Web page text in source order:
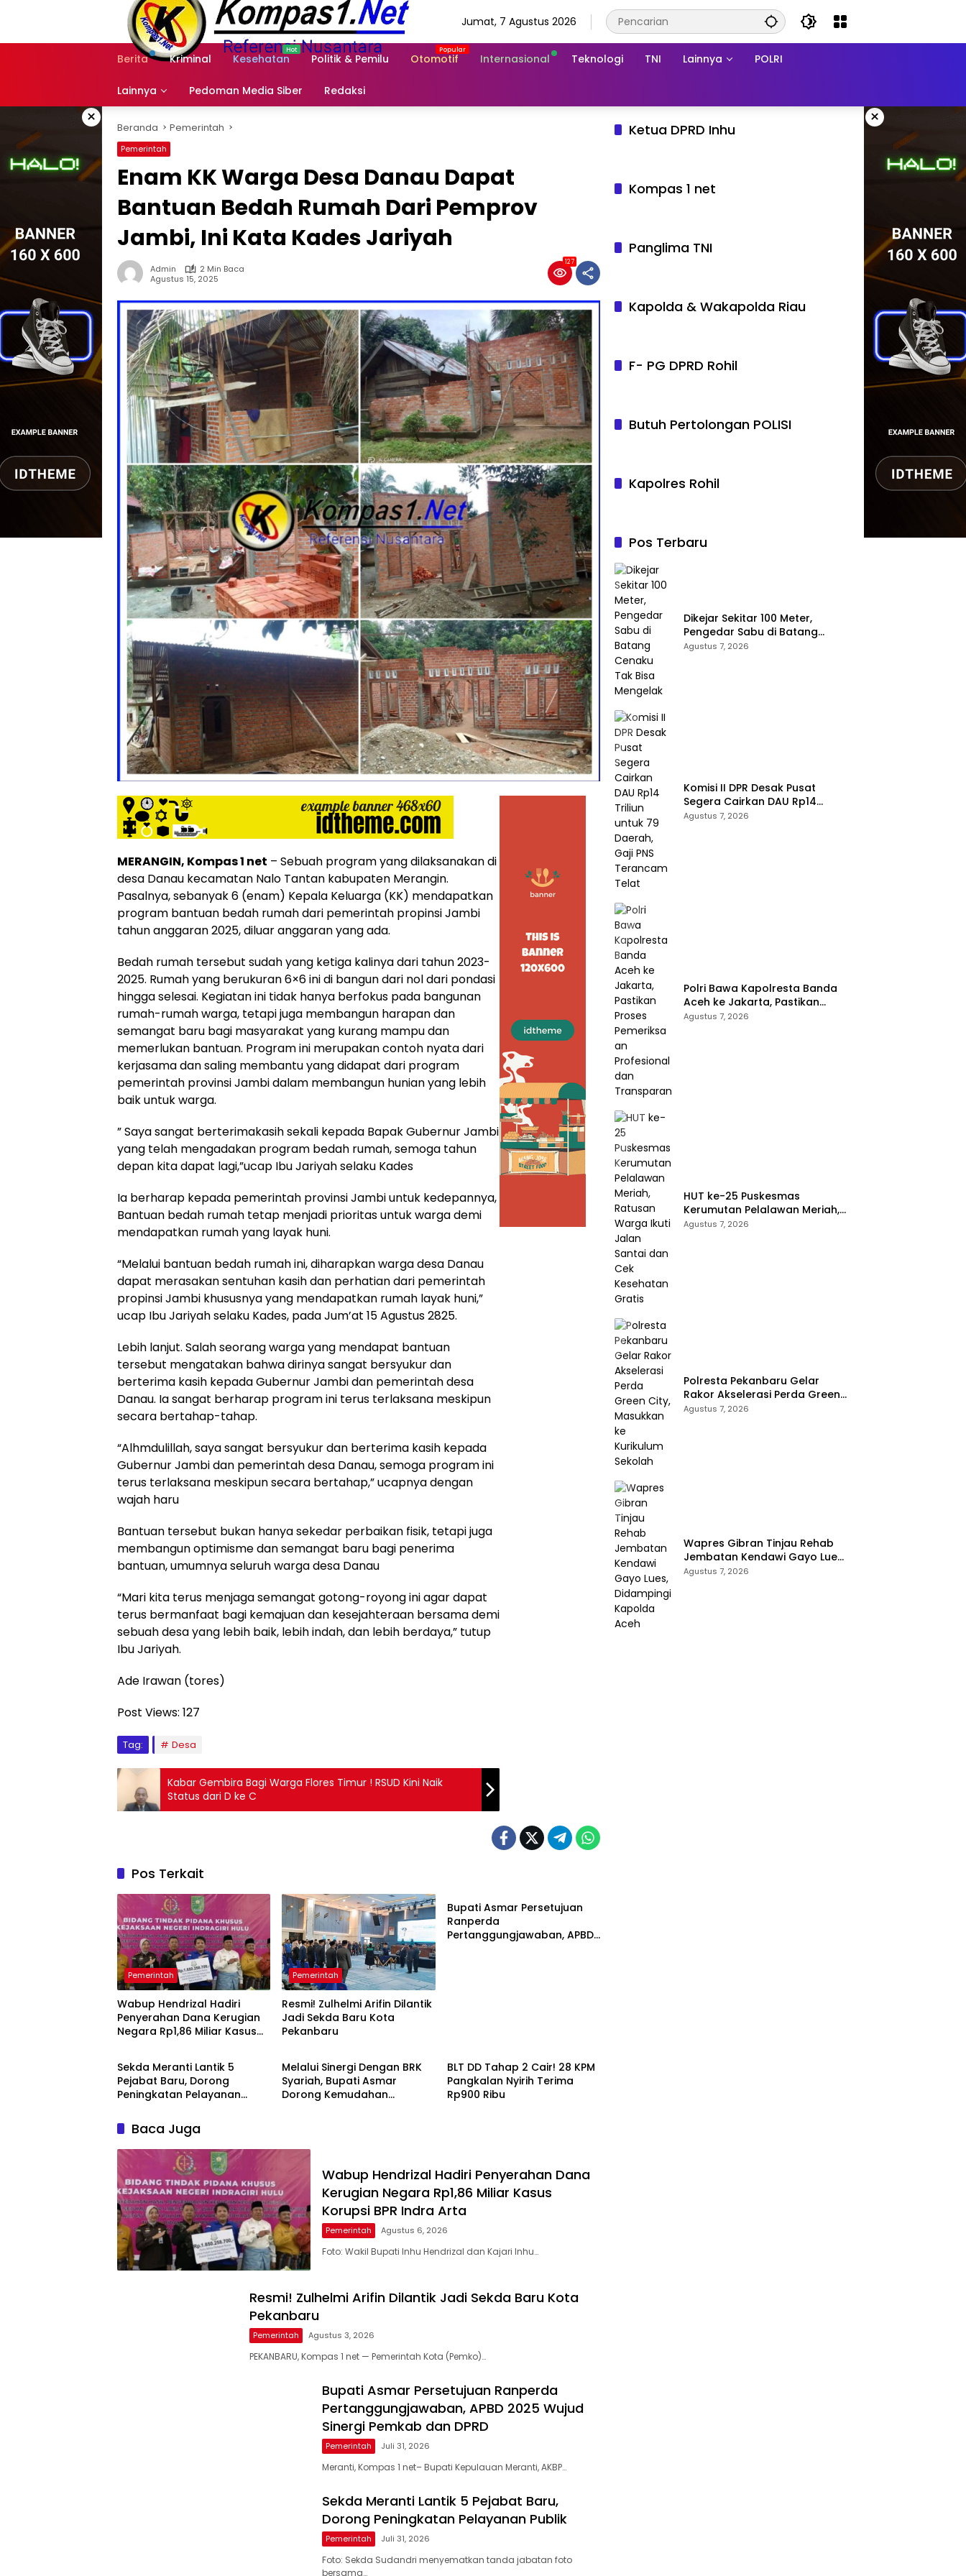
Jumat, 7 Agustus 2026
Berita Kriminal Kesehatan Politik & Pemilu Otomotif Internasional Teknologi TNI Lainnya POLRI
Lainnya Pedoman Media Siber Redaksi
× ×
Beranda Pemerintah
Pemerintah
Enam KK Warga Desa Danau Dapat
Bantuan Bedah Rumah Dari Pemprov
Jambi, Ini Kata Kades Jariyah
Admin
2 Min Baca
Agustus 15, 2025
127
MERANGIN, Kompas 1 net – Sebuah program yang dilaksanakan di
desa Danau kecamatan Nalo Tantan kabupaten Merangin.
Pasalnya, sebanyak 6 (enam) Kepala Keluarga (KK) mendapatkan
program bantuan bedah rumah dari pemerintah propinsi Jambi
tahun anggaran 2025, diluar anggaran yang ada.
Bedah rumah tersebut sudah yang ketiga kalinya dari tahun 2023-
2025. Rumah yang berukuran 6×6 ini di bangun dari nol dari pondasi
hingga selesai. Kegiatan ini tidak hanya berfokus pada bangunan
rumah-rumah warga, tetapi juga membangun harapan dan
semangat baru bagi masyarakat yang kurang mampu dan
memerlukan bantuan. Program ini merupakan contoh nyata dari
kerjasama dan saling membantu yang didapat dari program
pemerintah provinsi Jambi dalam membangun hunian yang lebih
baik untuk warga.
” Saya sangat berterimakasih sekali kepada Bapak Gubernur Jambi
yang telah mengadakan program bedah rumah, semoga tahun
depan kita dapat lagi,”ucap Ibu Jariyah selaku Kades
Ia berharap kepada pemerintah provinsi Jambi untuk kedepannya,
Bantuan bedah rumah tetap menjadi prioritas untuk warga demi
mendapatkan rumah yang layak huni.
“Melalui bantuan bedah rumah ini, diharapkan warga desa Danau
dapat merasakan sentuhan kasih dan perhatian dari pemerintah
propinsi Jambi khususnya yang mendapatkan rumah layak huni,”
ucap Ibu Jariyah selaku Kades, pada Jum’at 15 Agustus 2825.
Lebih lanjut. Salah seorang warga yang mendapat bantuan
tersebut mengatakan bahwa dirinya sangat bersyukur dan
berterima kasih kepada Gubernur Jambi dan pemerintah desa
Danau. Ia sangat berharap program ini terus terlaksana meskipun
secara bertahap-tahap.
“Alhmdulillah, saya sangat bersyukur dan berterima kasih kepada
Gubernur Jambi dan pemerintah desa Danau, semoga program ini
terus terlaksana meskipun secara bertahap,” ucapnya dengan
wajah haru
Bantuan tersebut bukan hanya sekedar perbaikan fisik, tetapi juga
membangun optimisme dan semangat baru bagi penerima
bantuan, umumnya seluruh warga desa Danau
“Mari kita terus menjaga semangat gotong-royong ini agar dapat
terus bermanfaat bagi kemajuan dan kesejahteraan bersama demi
sebuah desa yang lebih baik, lebih indah, dan lebih berdaya,” tutup
Ibu Jariyah.
Ade Irawan (tores)
Post Views: 127
Tag: Desa
Kabar Gembira Bagi Warga Flores Timur ! RSUD Kini Naik
Status dari D ke C
Pos Terkait
Pemerintah
Wabup Hendrizal Hadiri
Penyerahan Dana Kerugian
Negara Rp1,86 Miliar Kasus
Pemerintah
Resmi! Zulhelmi Arifin Dilantik
Jadi Sekda Baru Kota
Pekanbaru
Bupati Asmar Persetujuan
Ranperda
Pertanggungjawaban, APBD
Pemerintah
Sekda Meranti Lantik 5
Pejabat Baru, Dorong
Peningkatan Pelayanan
Pemerintah
Melalui Sinergi Dengan BRK
Syariah, Bupati Asmar
Dorong Kemudahan
BLT DD Tahap 2 Cair! 28 KPM
Pangkalan Nyirih Terima
Rp900 Ribu
Baca Juga
Wabup Hendrizal Hadiri Penyerahan Dana
Kerugian Negara Rp1,86 Miliar Kasus
Korupsi BPR Indra Arta
Pemerintah Agustus 6, 2026
Foto: Wakil Bupati Inhu Hendrizal dan Kajari Inhu…
Resmi! Zulhelmi Arifin Dilantik Jadi Sekda Baru Kota
Pekanbaru
Pemerintah Agustus 3, 2026
PEKANBARU, Kompas 1 net — Pemerintah Kota (Pemko)…
Bupati Asmar Persetujuan Ranperda
Pertanggungjawaban, APBD 2025 Wujud
Sinergi Pemkab dan DPRD
Pemerintah Juli 31, 2026
Meranti, Kompas 1 net– Bupati Kepulauan Meranti, AKBP…
Sekda Meranti Lantik 5 Pejabat Baru,
Dorong Peningkatan Pelayanan Publik
Pemerintah Juli 31, 2026
Foto: Sekda Sudandri menyematkan tanda jabatan foto
bersama…
Ketua DPRD Inhu
Kompas 1 net
Panglima TNI
Kapolda & Wakapolda Riau
F- PG DPRD Rohil
Butuh Pertolongan POLISI
Kapolres Rohil
Pos Terbaru
Dikejar Sekitar 100 Meter,
Pengedar Sabu di Batang
Agustus 7, 2026
Komisi II DPR Desak Pusat
Segera Cairkan DAU Rp14
Triliun untuk 79 Daerah, Gaji
Agustus 7, 2026
Polri Bawa Kapolresta Banda
Aceh ke Jakarta, Pastikan
Proses Pemeriksaan
Agustus 7, 2026
HUT ke-25 Puskesmas
Kerumutan Pelalawan Meriah,
Ratusan Warga Ikuti Jalan
Agustus 7, 2026
Polresta Pekanbaru Gelar
Rakor Akselerasi Perda Green
City, Masukkan ke Kurikulum
Agustus 7, 2026
Wapres Gibran Tinjau Rehab
Jembatan Kendawi Gayo Lues,
Didampingi Kapolda Aceh
Agustus 7, 2026